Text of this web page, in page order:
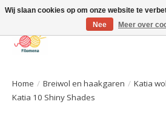
Home / Breiwol en haakgaren / Katia
Katia 10 Shiny Shades
Wij slaan cookies op om onze website te
Nee
Meer over